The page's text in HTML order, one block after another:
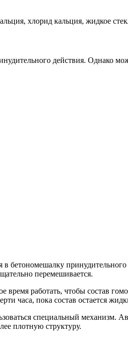
хлорид кальция, жидкое
действия. Однако
бетономешалку
перемешивается.
время работать, чтобы состав
часа, пока состав остается
специальный механизм.
плотную структуру.